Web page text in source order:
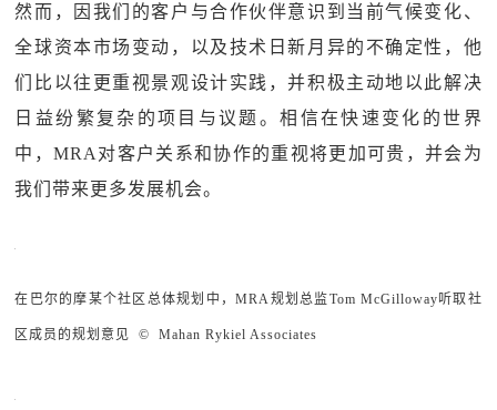
然而，因我们的客户与合作伙伴意识到当前气候变化、
全球资本市场变动，以及技术日新月异的不确定性，他
们比以往更重视景观设计实践，并积极主动地以此解决
日益纷繁复杂的项目与议题。相信在快速变化的世界
中，MRA对客户关系和协作的重视将更加可贵，并会为
我们带来更多发展机会。
在巴尔的摩某个社区总体规划中，MRA规划总监Tom McGilloway听取社
区成员的规划意见 © Mahan Rykiel Associates